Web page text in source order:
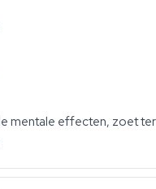
mentale effecten, zoet